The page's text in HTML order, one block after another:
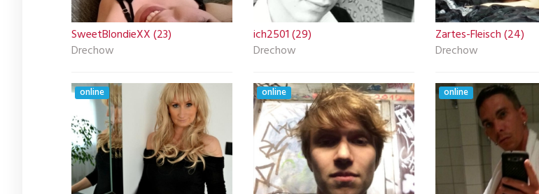
SweetBlondieXX (23)
Drechow
ich2501 (29)
Drechow
Zartes-Fleisch (24)
Drechow
online online online